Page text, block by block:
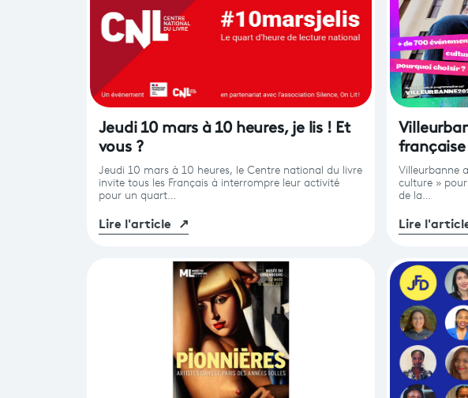
Jeudi 10 mars à 10 heures, je lis ! Et
vous ?
Jeudi 10 mars à 10 heures, le Centre national du livre
invite tous les Français à interrompre leur activité
pour un quart…
Lire l'article ↗
Villeurbanne
culture »
de la…
Lire